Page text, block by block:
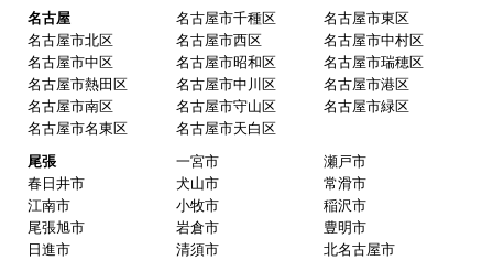
業者さんです。
ピングーヒサコさん
2025年10月30日 14:53
欲しい商品をスムーズに注文できましたか？
ショップからの連絡や対応は適切でしたか？
名古屋 名古屋市千種区
名古屋市東区
名古屋市北区
名古屋市西区
名古屋市中村区
名古屋市中区
名古屋市昭和区
名古屋市瑞穂区
名古屋市熱田区
名古屋市中川区
名古屋市港区
名古屋市南区
名古屋市守山区
名古屋市緑区
名古屋市名東区
名古屋市天白区
尾張
一宮市
瀬戸市
春日井市
犬山市
常滑市
江南市
小牧市
稲沢市
尾張旭市
岩倉市
豊明市
日進市
清須市
北名古屋市